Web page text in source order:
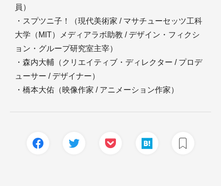
員）
・スプツニ子！（現代美術家 / マサチューセッツ工科
大学（MIT）メディアラボ助教 / デザイン・フィクシ
ョン・グループ研究室主宰）
・森内大輔（クリエイティブ・ディレクター / プロデ
ューサー / デザイナー）
・橋本大佑（映像作家 / アニメーション作家）